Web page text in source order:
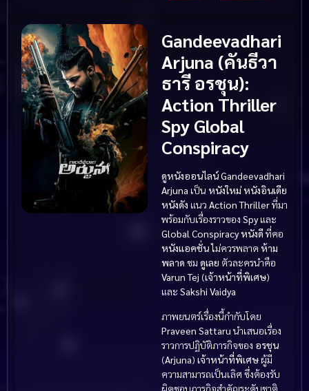
Gandeevadhari
Arjuna (คันธีวา
ธารี อรชุน):
Action Thriller
Spy Global
Conspiracy
ดูหนังออนไลน์Gandeevadhari
Arjuna เป็น หนังใหม่หนังอินเดีย
หนังดัง แนว Action Thrillerที่มา
พร้อมกับเรื่องราวของ Spyและ
Global Conspiracyหนังดี ที่คอ
หนังแอคชั่นไม่ควรพลาด ห้าม
พลาด ชม ดูเลย ตัวละครนำคือ
Varun Tej (เจ้าหน้าที่พิเศษ)
และ Sakshi Vaidya
ภาพยนตร์เรื่องนี้กำกับโดย
Praveen Sattaru นำเสนอเรื่อง
ราวการปฏิบัติภารกิจของ อรชุน
(Arjuna) เจ้าหน้าที่พิเศษผู้มี
ความสามารถเป็นเลิศ ซึ่งต้องรับ
ผิดชอบภารกิจสำคัญระดับชาติ